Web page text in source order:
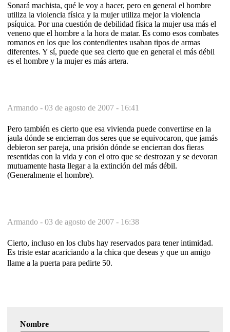
Sonará machista, qué le voy a hacer, pero en general el hombre
utiliza la violencia física y la mujer utiliza mejor la violencia
psíquica. Por una cuestión de debilidad física la mujer usa más el
veneno que el hombre a la hora de matar. Es como esos combates
romanos en los que los contendientes usaban tipos de armas
diferentes. Y sí, puede que sea cierto que en general el más débil
es el hombre y la mujer es más artera.
Armando - 03 de agosto de 2007 - 16:41
Pero también es cierto que esa vivienda puede convertirse en la
jaula dónde se encierran dos seres que se equivocaron, que jamás
debieron ser pareja, una prisión dónde se encierran dos fieras
resentidas con la vida y con el otro que se destrozan y se devoran
mutuamente hasta llegar a la extinción del más débil.
(Generalmente el hombre).
Armando - 03 de agosto de 2007 - 16:38
Cierto, incluso en los clubs hay reservados para tener intimidad.
Es triste estar acariciando a la chica que deseas y que un amigo
llame a la puerta para pedirte 50.
Nombre